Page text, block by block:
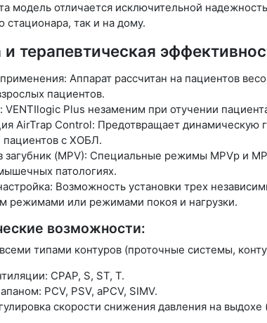
модель отличается исключительной
стационара, так и на дому.
терапевтическая
Аппарат рассчитан на пациентов
пациентов.
Plus незаменим при отучении
AirTrap Control: Предотвращает
пациентов с ХОБЛ.
загубник (MPV): Специальные режимы MPVp и
патологиях.
Возможность установки трех
режимами или режимами покоя и нагрузки.
возможности:
типами контуров (проточные системы,
CPAP, S, ST, T.
PCV, PSV, aPCV, SIMV.
скорости снижения давления на